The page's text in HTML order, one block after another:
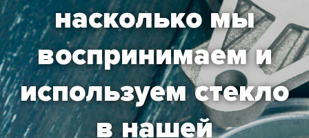
насколько мы
воспринимаем и
используем стекло
в нашей